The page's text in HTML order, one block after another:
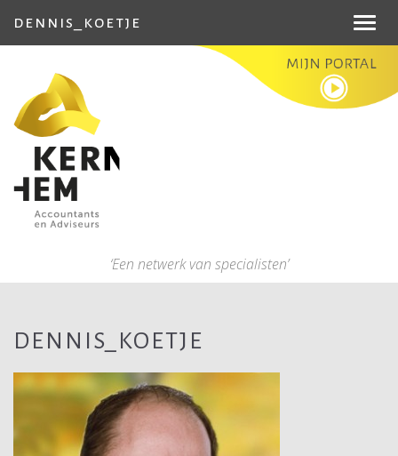
dennis_koetje
‘Een netwerk van specialisten’
DENNIS_KOETJE